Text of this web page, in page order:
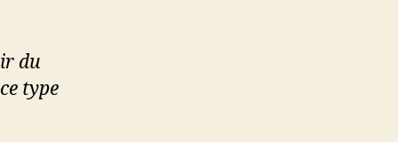
du
type